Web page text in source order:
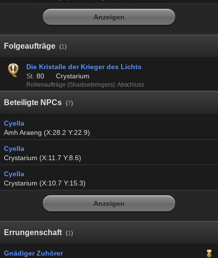
Anzeigen
Folgeaufträge (1)
Die Kristalle der Krieger des Lichts
St. 80 Crystarium
Rollenaufträge (Shadowbringers): Abschluss
Beteiligte NPCs (7)
Cyella
Amh Araeng (X:28.2 Y:22.9)
Cyella
Crystarium (X:11.7 Y:8.6)
Cyella
Crystarium (X:10.7 Y:15.3)
Anzeigen
Errungenschaft (1)
Gnädiger Zuhörer